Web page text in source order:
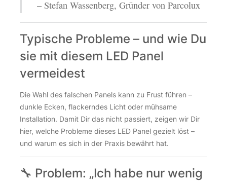
– Stefan Wassenberg, Gründer von Parcolux
Typische Probleme – und wie Du
sie mit diesem LED Panel
vermeidest
Die Wahl des falschen Panels kann zu Frust führen –
dunkle Ecken, flackerndes Licht oder mühsame
Installation. Damit Dir das nicht passiert, zeigen wir Dir
hier, welche Probleme dieses LED Panel gezielt löst –
und warum es sich in der Praxis bewährt hat.
🔧 Problem: „Ich habe nur wenig